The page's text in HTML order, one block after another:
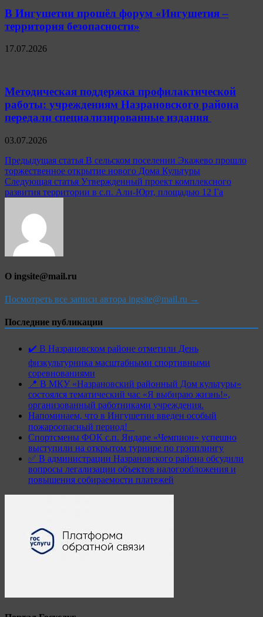
В Ингушетии прошёл форум «Ингушетия –
территория безопасности»
17.07.2026
Методическая поддержка профилактической
работы: учреждениям Назрановского района
передали специализированные издания
03.07.2026
Навигация
по
записям
Предыдущая статья В сельском поселении Экажево прошло
торжественное открытие нового Дома Культуры
Следующая статья Утвержденный проект комплексного
развития территории в с.п. Али-Юрт, площадью 12 Га
О ingsite@mail.ru
Посмотреть все записи автора ingsite@mail.ru →
Последние публикации
✔️ В Назрановском районе отметили День
физкультурника масштабными спортивными
соревнованиями
📍 В МКУ «Назрановский районный Дом культуры»
состоялся тематический час «Я выбираю жизнь!»,
организованный работниками учреждения.
Напоминаем, что в Ингушетии введен особый
пожароопасный период!⁣⁣⠀
Спортсмены ФОК с.п. Яндаре «Чемпион» успешно
выступили на открытом турнире по грэпплингу
✅ В администрации Назрановского района обсудили
вопросы легализации объектов налогообложения и
повышения собираемости платежей